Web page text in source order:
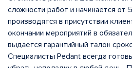
сложности работ и начинается от
производятся в присутствии
окончании мероприятий в
выдается гарантийный талон
Специалисты Pedant всегда